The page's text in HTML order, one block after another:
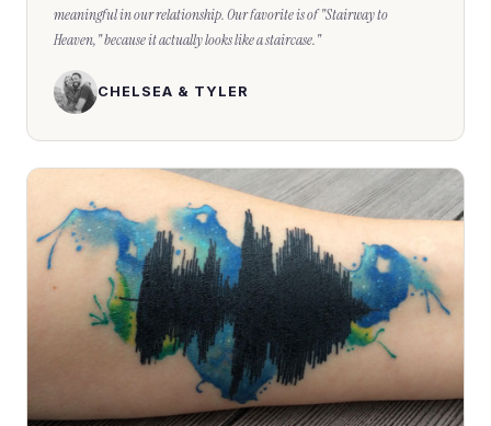
meaningful in our relationship. Our favorite is of "Stairway to
Heaven," because it actually looks like a staircase."
CHELSEA & TYLER